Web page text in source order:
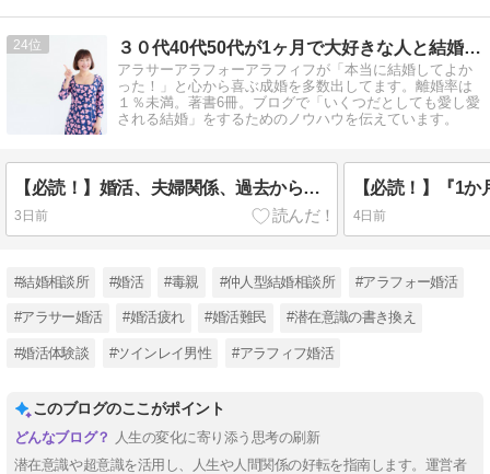
24 ３０代40代50代が1ヶ月で大好きな人と結婚！ハピ婚相談所
アラサーアラフォーアラフィフが「本当に結婚してよか
った！」と心から喜ぶ成婚を多数出してます。離婚率は
１％未満。著書6冊。ブログで「いくつだとしても愛し愛
される結婚」をするためのノウハウを伝えています。
【必読！】婚活、夫婦関係、過去からの情報に惑わされない方法とは？？
3日前 4日前
#結婚相談所 #婚活 #毒親 #仲人型結婚相談所 #アラフォー婚活
#アラサー婚活 #婚活疲れ #婚活難民 #潜在意識の書き換え
#婚活体験談 #ツインレイ男性 #アラフィフ婚活
このブログのここがポイント
人生の変化に寄り添う思考の刷新
潜在意識や超意識を活用し、人生や人間関係の好転を指南します。運営者